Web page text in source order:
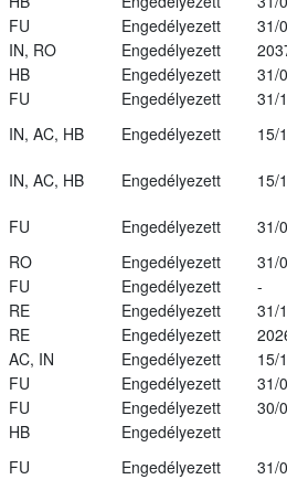
FU Engedélyezett
31/
IN, RO Engedélyezett
HB Engedélyezett
31/
FU Engedélyezett
31/
IN, AC, HB Engedélyezett
15/
IN, AC, HB Engedélyezett
15/
FU Engedélyezett
31/
RO Engedélyezett
31/
FU Engedélyezett
-
RE Engedélyezett
31/
RE Engedélyezett
AC, IN Engedélyezett
15/
FU Engedélyezett
31/
FU Engedélyezett
30/
HB
Engedélyezett
FU Engedélyezett
31/